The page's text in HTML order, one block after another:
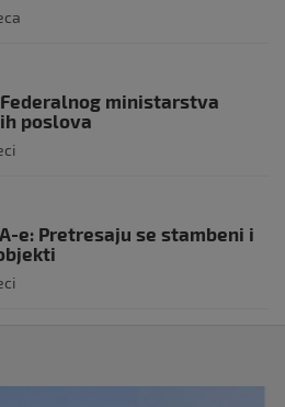
ministarstva
poslova
e: Pretresaju se stambeni i